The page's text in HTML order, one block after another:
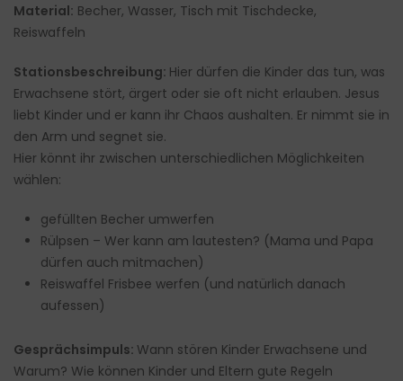
Material: Becher, Wasser, Tisch mit Tischdecke,
Reiswaffeln
Stationsbeschreibung: Hier dürfen die Kinder das tun, was
Erwachsene stört, ärgert oder sie oft nicht erlauben. Jesus
liebt Kinder und er kann ihr Chaos aushalten. Er nimmt sie in
den Arm und segnet sie.
Hier könnt ihr zwischen unterschiedlichen Möglichkeiten
wählen:
gefüllten Becher umwerfen
Rülpsen – Wer kann am lautesten? (Mama und Papa
dürfen auch mitmachen)
Reiswaffel Frisbee werfen (und natürlich danach
aufessen)
Gesprächsimpuls: Wann stören Kinder Erwachsene und
Warum? Wie können Kinder und Eltern gute Regeln